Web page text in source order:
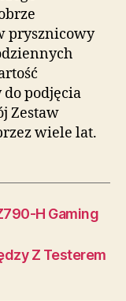
prysznicowy
do podjęcia
Zestaw
wiele lat.
H Gaming
Z Testerem